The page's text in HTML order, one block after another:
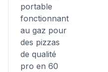
portable
fonctionnant
au gaz pour
des pizzas
de qualité
pro en 60